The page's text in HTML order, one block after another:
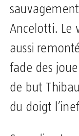
Ancelotti. Le
aussi
fade des
de but
du doigt